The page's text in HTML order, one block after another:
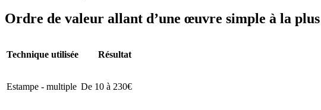
Ordre de valeur allant d’une œuvre simple à la
Technique utilisée Résultat
Estampe - multiple De 10 à 230€